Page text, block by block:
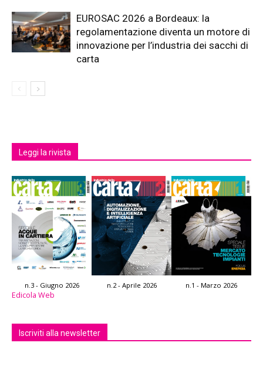
EUROSAC 2026 a Bordeaux: la
regolamentazione diventa un motore di
innovazione per l’industria dei sacchi di
carta
Leggi la rivista
n.3 - Giugno 2026 n.2 - Aprile 2026 n.1 - Marzo 2026
Edicola Web
Iscriviti alla newsletter